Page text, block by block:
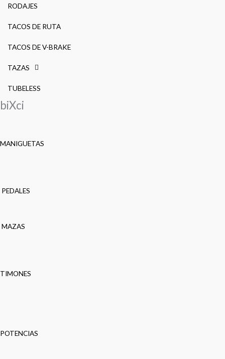
RODAJES
TACOS DE RUTA
TACOS DE V-BRAKE
TAZAS
TUBELESS
biXci
MANIGUETAS
PEDALES
MAZAS
TIMONES
POTENCIAS